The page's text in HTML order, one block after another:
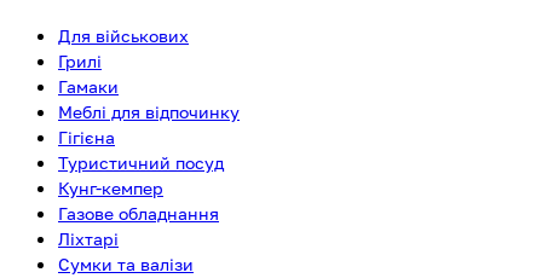
Для військових
Грилі
Гамаки
Меблі для відпочинку
Гігієна
Туристичний посуд
Кунг-кемпер
Газове обладнання
Ліхтарі
Сумки та валізи